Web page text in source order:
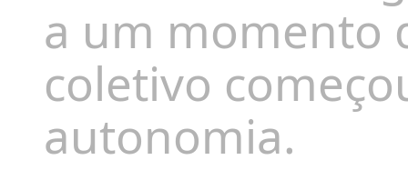
a um momento
coletivo
autonomia.